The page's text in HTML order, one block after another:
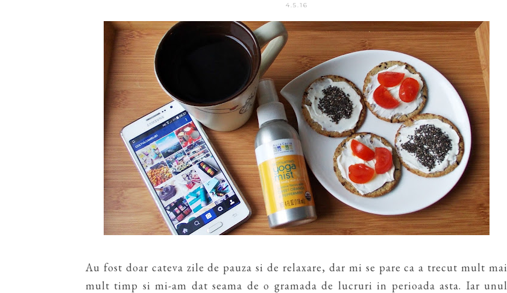
4.5.16
Au fost doar cateva zile de pauza si de relaxare, dar mi se pare ca a trecut mult mai
mult timp si mi-am dat seama de o gramada de lucruri in perioada asta. Iar unul